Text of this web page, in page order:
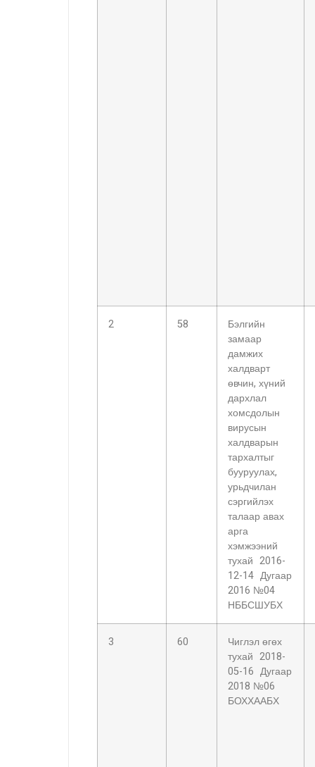
2 58
Бэлгийн
замаар
дамжих
халдварт
өвчин, хүний
дархлал
хомсдолын
вирусын
халдварын
тархалтыг
бууруулах,
урьдчилан
сэргийлэх
талаар авах
арга
хэмжээний
тухай 2016-
12-14 Дугаар
2016 №04
НББСШУБХ
3 60
Чиглэл өгөх
тухай 2018-
05-16 Дугаар
2018 №06
БОХХААБХ